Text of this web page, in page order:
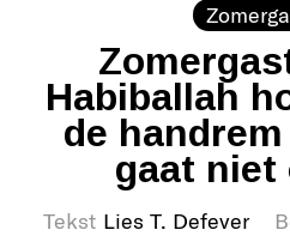
Habiballah
de
gaat niet
Tekst Lies T. Defever